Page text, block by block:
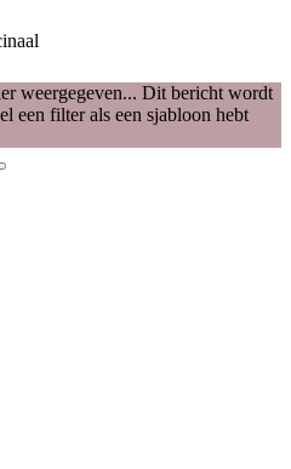
weergegeven... Dit bericht wordt
een filter als een sjabloon hebt